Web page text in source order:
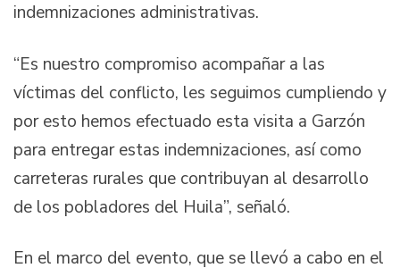
indemnizaciones administrativas.
“Es nuestro compromiso acompañar a las
víctimas del conflicto, les seguimos cumpliendo y
por esto hemos efectuado esta visita a Garzón
para entregar estas indemnizaciones, así como
carreteras rurales que contribuyan al desarrollo
de los pobladores del Huila”, señaló.
En el marco del evento, que se llevó a cabo en el